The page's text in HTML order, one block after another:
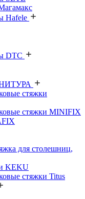
Hafele
DTC
стяжки
стяжки MINIFIX
для столешниц,
KEKU
стяжки Titus